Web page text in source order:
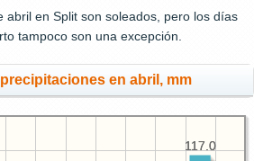
abril en Split son soleados, pero los días
tampoco son una excepción.
en abril, mm
117.0
117.0